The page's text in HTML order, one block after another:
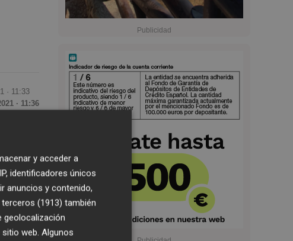
· 11:33
· 11:36
hay
y acceder a
identificadores únicos
anuncios y contenido,
(1913) también
geolocalización
web. Algunos